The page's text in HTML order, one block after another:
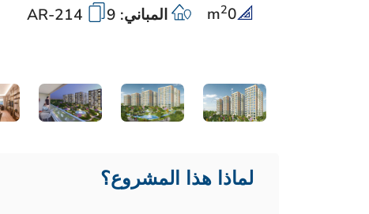
0
m2 المباني: 9
لماذا هذا المشروع؟